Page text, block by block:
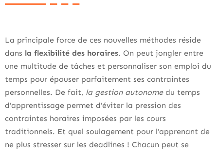
La principale force de ces nouvelles méthodes réside
dans la flexibilité des horaires. On peut jongler entre
une multitude de tâches et personnaliser son emploi du
temps pour épouser parfaitement ses contraintes
personnelles. De fait, la gestion autonomedu temps
d’apprentissage permet d’éviter la pression des
contraintes horaires imposées par les cours
traditionnels. Et quel soulagement pour l’apprenant de
ne plus stresser sur les deadlines ! Chacun peut se